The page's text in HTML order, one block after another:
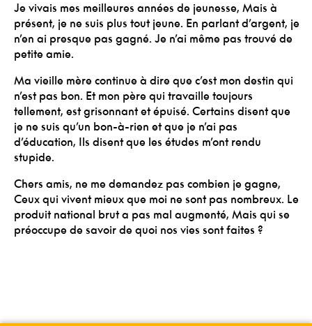
Je vivais mes meilleures années de jeunesse, Mais à
présent, je ne suis plus tout jeune. En parlant d’argent, je
n’en ai presque pas gagné. Je n’ai même pas trouvé de
petite amie.
Ma vieille mère continue à dire que c’est mon destin qui
n’est pas bon. Et mon père qui travaille toujours
tellement, est grisonnant et épuisé. Certains disent que
je ne suis qu’un bon-à-rien et que je n’ai pas
d’éducation, Ils disent que les études m’ont rendu
stupide.
Chers amis, ne me demandez pas combien je gagne,
Ceux qui vivent mieux que moi ne sont pas nombreux. Le
produit national brut a pas mal augmenté, Mais qui se
préoccupe de savoir de quoi nos vies sont faites ?